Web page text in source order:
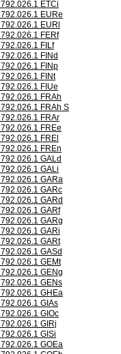
792.026.1 ETCi
792.026.1 EURe
792.026.1 EURl
792.026.1 FERf
792.026.1 FILf
792.026.1 FINd
792.026.1 FINp
792.026.1 FINt
792.026.1 FIUe
792.026.1 FRAh
792.026.1 FRAh S
792.026.1 FRAr
792.026.1 FREe
792.026.1 FREl
792.026.1 FREn
792.026.1 GALd
792.026.1 GALi
792.026.1 GARa
792.026.1 GARc
792.026.1 GARd
792.026.1 GARf
792.026.1 GARg
792.026.1 GARi
792.026.1 GARt
792.026.1 GASd
792.026.1 GEMt
792.026.1 GENg
792.026.1 GENs
792.026.1 GHEa
792.026.1 GIAs
792.026.1 GIOc
792.026.1 GIRj
792.026.1 GISi
792.026.1 GOEa